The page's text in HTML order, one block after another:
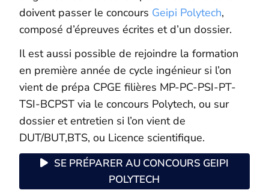
doivent passer le concours Geipi Polytech,
composé d’épreuves écrites et d’un dossier.
Il est aussi possible de rejoindre la formation
en première année de cycle ingénieur si l’on
vient de prépa CPGE filières MP-PC-PSI-PT-
TSI-BCPST via le concours Polytech, ou sur
dossier et entretien si l’on vient de
DUT/BUT,BTS, ou Licence scientifique.
SE PRÉPARER AU CONCOURS GEIPI
POLYTECH